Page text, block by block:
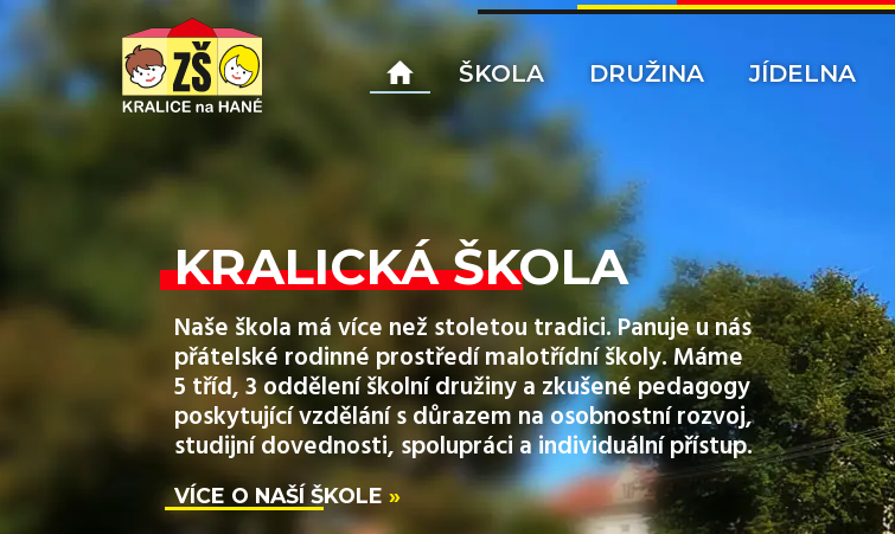
ŠKOLA DRUŽINA JÍDELNA
KRALICKÁ ŠKOLA
Naše škola má více než stoletou tradici. Panuje u nás
přátelské rodinné prostředí malotřídní školy. Máme
5 tříd, 3 oddělení školní družiny a zkušené pedagogy
poskytující vzdělání s důrazem na osobnostní rozvoj,
studijní dovednosti, spolupráci a individuální přístup.
VÍCE O NAŠÍ ŠKOLE